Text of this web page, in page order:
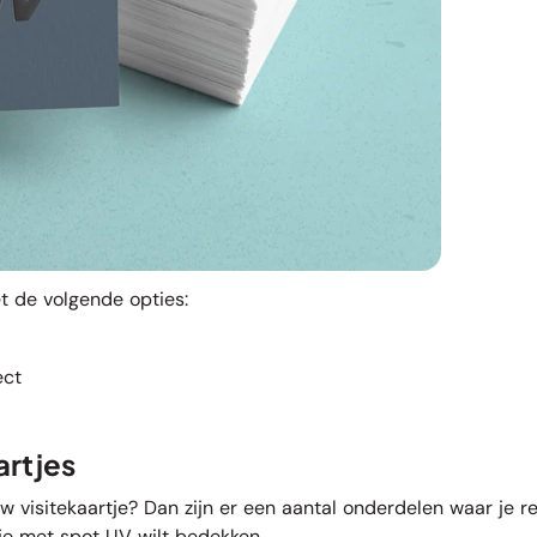
de volgende opties:
visitekaartje? Dan zijn er een aantal onderdelen waar je